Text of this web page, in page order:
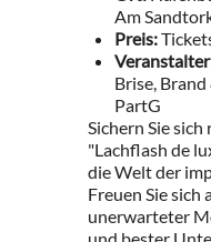
Am
Preis:
Brise,
PartG
Sichern Sie
"Lachflash de
die Welt der
Freuen Sie sich
unerwarteter